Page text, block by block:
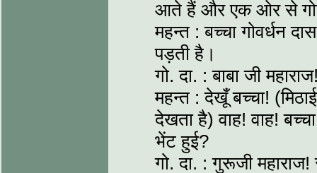
आते हैं और एक ओर से
महन्त : बच्चा गोवर्धन
पड़ती है।
गो. दा. : बाबा जी
महन्त : देखूँ बच्चा!
देखता है) वाह! वाह!
भेंट हुई?
गो. दा. : गुरूजी